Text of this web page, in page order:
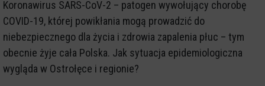
Koronawirus SARS-CoV-2 – patogen wywołujący chorobę
COVID-19, której powikłania mogą prowadzić do
niebezpiecznego dla życia i zdrowia zapalenia płuc – tym
obecnie żyje cała Polska. Jak sytuacja epidemiologiczna
wygląda w Ostrołęce i regionie?